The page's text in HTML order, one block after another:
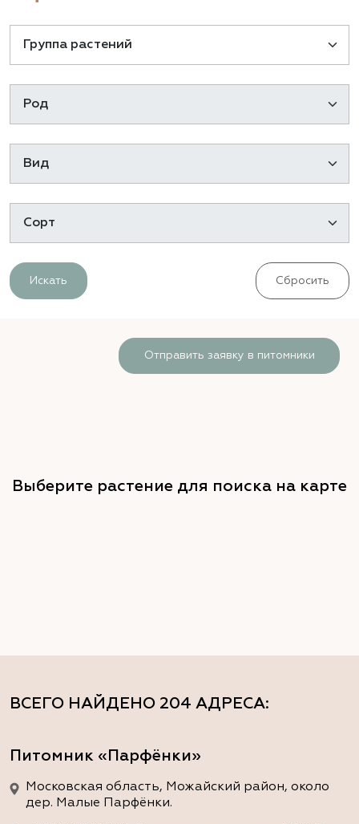
Искать Сбросить
ВСЕГО НАЙДЕНО 204 АДРЕСА:
Питомник «Парфёнки»
Московская область, Можайский район, около
дер. Малые Парфёнки.
Отправить заявку в питомники
Выберите растение для поиска на карте